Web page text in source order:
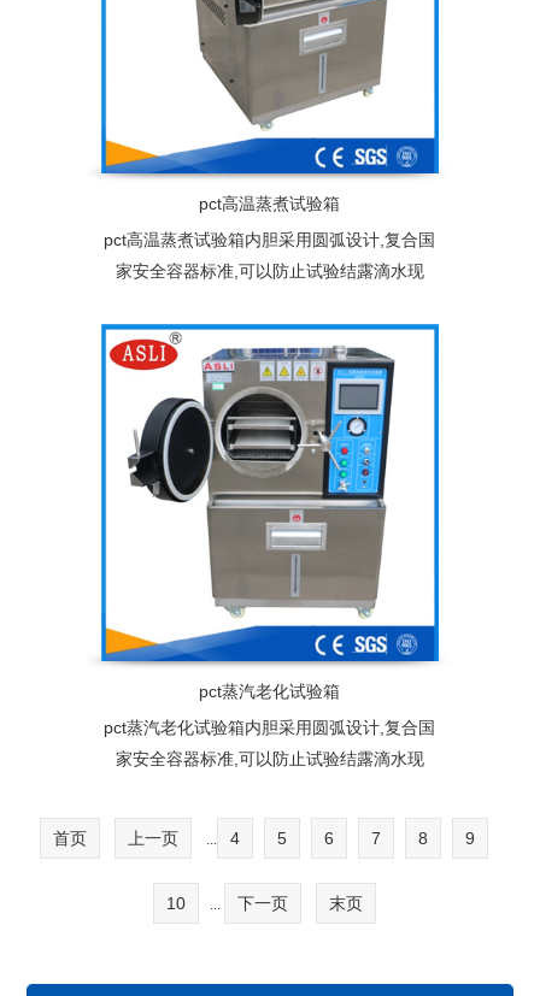
pct高温蒸煮试验箱
pct高温蒸煮试验箱内胆采用圆弧设计,复合国
家安全容器标准,可以防止试验结露滴水现
直接冲击影响试验结果。配备双层不锈钢产
品架,也可根据客户产品规格尺寸免费量身定
制专用产品架
pct蒸汽老化试验箱
pct蒸汽老化试验箱内胆采用圆弧设计,复合国
家安全容器标准,可以防止试验结露滴水现
直接冲击影响试验结果
首页
上一页 ... 4 5 6 7 8 9
10 ... 下一页 末页